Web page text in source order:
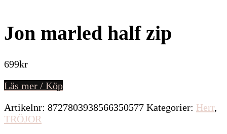
Jon marled half zip
699kr
Läs mer / Köp
Artikelnr: 8727803938566350577 Kategorier: Herr,
TRÖJOR